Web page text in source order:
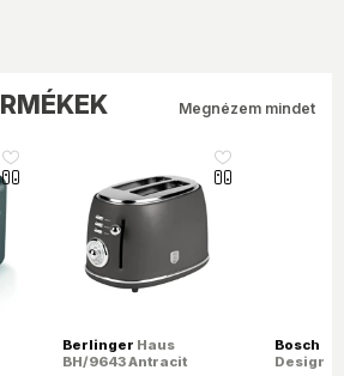
Megnézem mindet
like_16 like_16
Berlinger Haus
BH/9643 Antracit
Bosch